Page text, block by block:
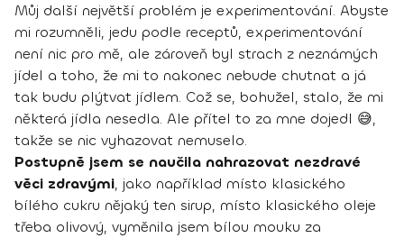
Můj další největší problém je experimentování. Abyste
mi rozumněli, jedu podle receptů, experimentování
není nic pro mě, ale zároveň byl strach z neznámých
jídel a toho, že mi to nakonec nebude chutnat a já
tak budu plýtvat jídlem. Což se, bohužel, stalo, že mi
některá jídla nesedla. Ale přítel to za mne dojedl 😅,
takže se nic vyhazovat nemuselo.
Postupně jsem se naučila nahrazovat nezdravé
věci zdravými, jako například místo klasického
bílého cukru nějaký ten sirup, místo klasického oleje
třeba olivový, vyměnila jsem bílou mouku za